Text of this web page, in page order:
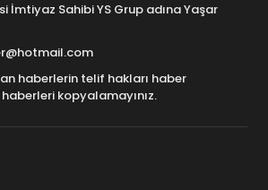
İmtiyaz Sahibi YS Grup adına Yaşar
haberlerin telif hakları haber
kopyalamayınız.